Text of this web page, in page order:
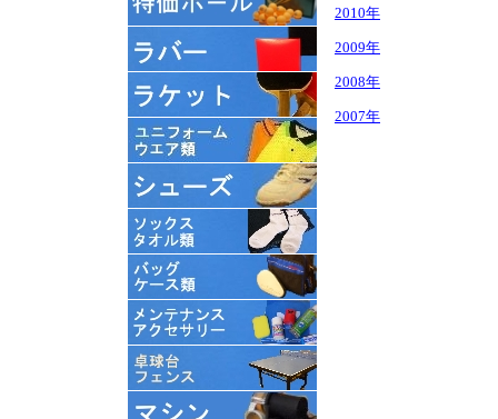
2010年
2009年
2008年
2007年